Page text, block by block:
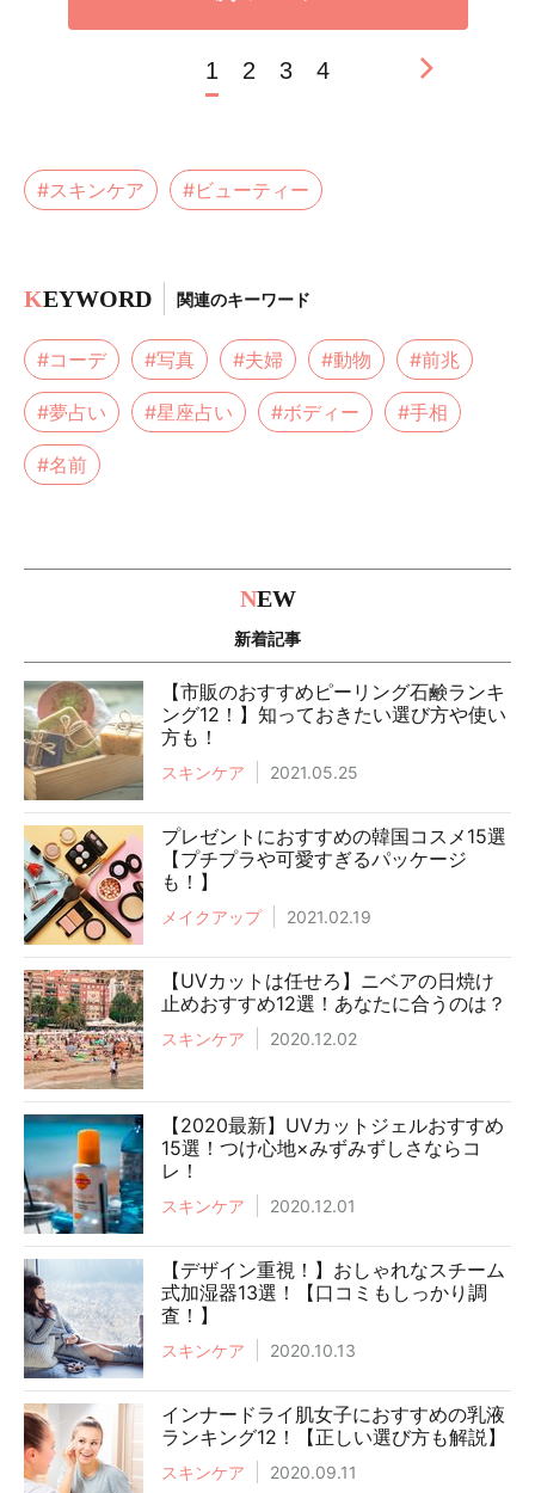
1 2 3 4
#スキンケア #ビューティー
KEYWORD 関連のキーワード
#コーデ #写真 #夫婦 #動物 #前兆
#夢占い #星座占い #ボディー #手相
#名前
NEW
新着記事
【市販のおすすめピーリング石鹸ランキ
ング12！】知っておきたい選び方や使い
方も！
スキンケア 2021.05.25
プレゼントにおすすめの韓国コスメ15選
【プチプラや可愛すぎるパッケージ
も！】
メイクアップ 2021.02.19
【UVカットは任せろ】ニベアの日焼け
止めおすすめ12選！あなたに合うのは？
スキンケア 2020.12.02
【2020最新】UVカットジェルおすすめ
15選！つけ心地×みずみずしさならコ
レ！
スキンケア 2020.12.01
【デザイン重視！】おしゃれなスチーム
式加湿器13選！【口コミもしっかり調
査！】
スキンケア 2020.10.13
インナードライ肌女子におすすめの乳液
ランキング12！【正しい選び方も解説】
スキンケア 2020.09.11